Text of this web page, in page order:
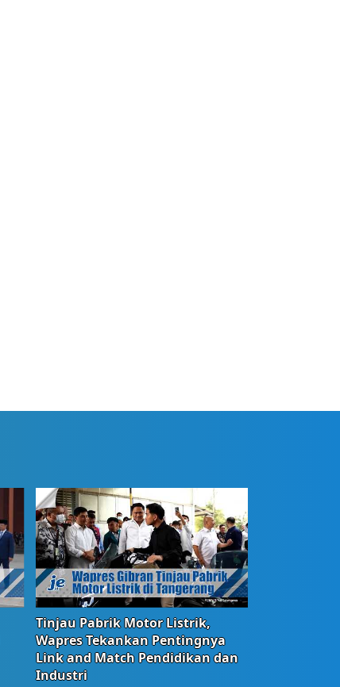
Tinjau Pabrik Motor Listrik,
Wapres Tekankan Pentingnya
Link and Match Pendidikan dan
Industri